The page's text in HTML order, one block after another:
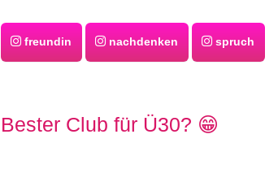
freundin nachdenken spruch
Bester Club für Ü30? 😁